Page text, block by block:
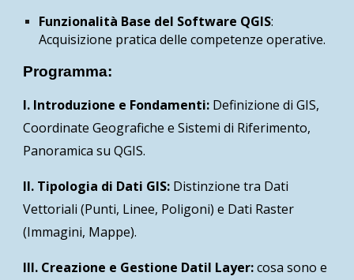
Funzionalità Base del Software QGIS:
Acquisizione pratica delle competenze operative.
Programma:
I. Introduzione e Fondamenti: Definizione di GIS,
Coordinate Geografiche e Sistemi di Riferimento,
Panoramica su QGIS.
II. Tipologia di Dati GIS: Distinzione tra Dati
Vettoriali (Punti, Linee, Poligoni) e Dati Raster
(Immagini, Mappe).
III. Creazione e Gestione DatiI Layer:cosa sono e